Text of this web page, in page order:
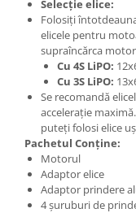
Selecție elice:
Folosiți
elicele pentru
supraîncărca
Cu 4S LiPO:
Cu 3S LiPO:
Se recomandă
accelerație
puteți folosi elice
Pachetul Conține:
Motorul
Adaptor elice
Adaptor prindere
4 șuruburi de